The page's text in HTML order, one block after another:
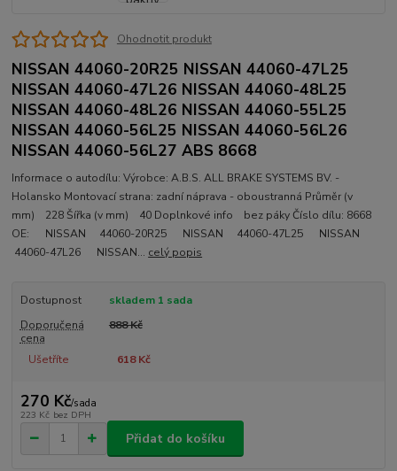
Ohodnotit produkt
NISSAN 44060-20R25 NISSAN 44060-47L25
NISSAN 44060-47L26 NISSAN 44060-48L25
NISSAN 44060-48L26 NISSAN 44060-55L25
NISSAN 44060-56L25 NISSAN 44060-56L26
NISSAN 44060-56L27 ABS 8668
Informace o autodílu: Výrobce: A.B.S. ALL BRAKE SYSTEMS BV. -
Holansko Montovací strana: zadní náprava - oboustranná Průměr (v
mm) 228 Šířka (v mm) 40 Doplnkové info bez páky Číslo dílu: 8668
OE: NISSAN 44060-20R25 NISSAN 44060-47L25 NISSAN
44060-47L26 NISSAN... celý popis
Dostupnost
skladem 1 sada
Doporučená
cena
888 Kč
Ušetříte 618 Kč
270 Kč/sada
223 Kč bez DPH
Přidat do košíku